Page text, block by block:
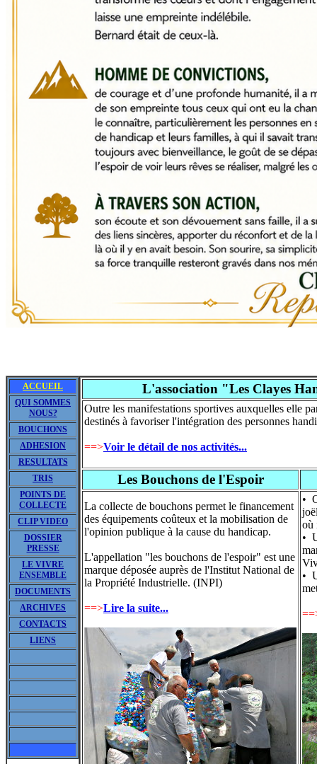
ACCUEIL
QUI SOMMES
NOUS?
BOUCHONS
ADHESION
RESULTATS
TRIS
POINTS DE
COLLECTE
CLIP VIDEO
DOSSIER
PRESSE
LE VIVRE
ENSEMBLE
DOCUMENTS
ARCHIVES
CONTACTS
LIENS
L'association "Les Clayes
Outre les manifestations sportives auxquelles elle
destinés à favoriser l'intégration des personnes
==>Voir le détail de nos activités...
Les Bouchons de l'Espoir
La collecte de bouchons permet le financement
des équipements coûteux et la mobilisation de
l'opinion publique à la cause du handicap.
L'appellation "les bouchons de l'espoir" est une
marque déposée auprès de l'Institut National de
la Propriété Industrielle. (INPI)
==>Lire la suite...
•
où
•
•